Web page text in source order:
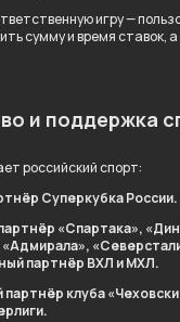
игру —
сумму и время ставок,
и поддержка
российский спорт:
Суперкубка России.
«Спартака»,
партнёр ВХЛ и МХЛ.
клуба